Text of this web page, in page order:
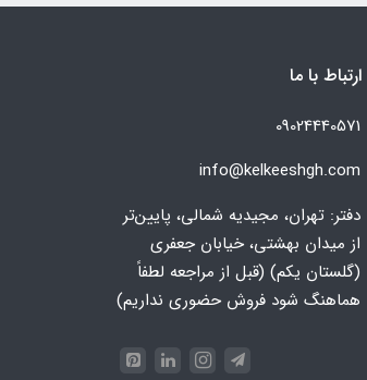
ارتباط با ما
09024440571
info@kelkeeshgh.com
دفتر: تهران، مجیدیه شمالی، پایین‌تر
از میدان بهشتی، خیابان جعفری
(گلستان یکم) (قبل از مراجعه لطفاً
هماهنگ شود فروش حضوری نداریم)